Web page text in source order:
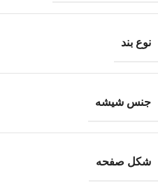
نوع بند
جنس شیشه
شکل صفحه